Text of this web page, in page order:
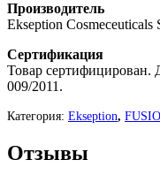
Производитель
Ekseption
Сертификация
Товар сертифицирован.
009/2011.
Категория: Ekseption,
Отзывы